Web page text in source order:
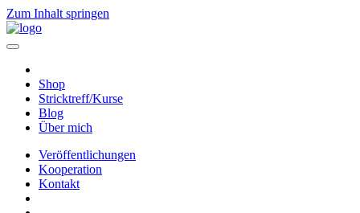
Zum Inhalt springen
Hauptnavigation
Shop
Stricktreff/Kurse
Blog
Über mich
Veröffentlichungen
Kooperation
Kontakt